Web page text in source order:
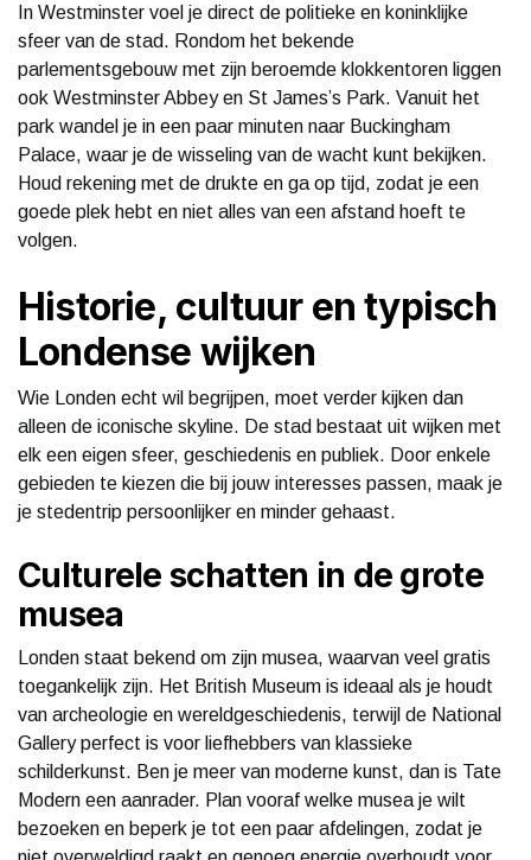
In Westminster voel je direct de politieke en koninklijke
sfeer van de stad. Rondom het bekende
parlementsgebouw met zijn beroemde klokkentoren liggen
ook Westminster Abbey en St James’s Park. Vanuit het
park wandel je in een paar minuten naar Buckingham
Palace, waar je de wisseling van de wacht kunt bekijken.
Houd rekening met de drukte en ga op tijd, zodat je een
goede plek hebt en niet alles van een afstand hoeft te
volgen.
Historie, cultuur en typisch
Londense wijken
Wie Londen echt wil begrijpen, moet verder kijken dan
alleen de iconische skyline. De stad bestaat uit wijken met
elk een eigen sfeer, geschiedenis en publiek. Door enkele
gebieden te kiezen die bij jouw interesses passen, maak je
je stedentrip persoonlijker en minder gehaast.
Culturele schatten in de grote
musea
Londen staat bekend om zijn musea, waarvan veel gratis
toegankelijk zijn. Het British Museum is ideaal als je houdt
van archeologie en wereldgeschiedenis, terwijl de National
Gallery perfect is voor liefhebbers van klassieke
schilderkunst. Ben je meer van moderne kunst, dan is Tate
Modern een aanrader. Plan vooraf welke musea je wilt
bezoeken en beperk je tot een paar afdelingen, zodat je